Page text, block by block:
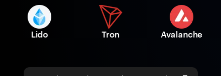
Lido Tron Avalanche